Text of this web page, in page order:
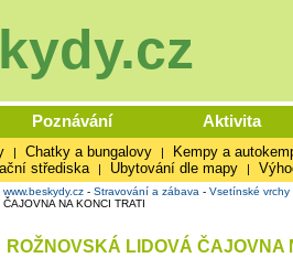
Poznávání Aktivita
| Chatky a bungalovy | Kempy a
střediska | Ubytování dle mapy |
www.beskydy.cz - Stravování a zábava - Vsetínské vrchy
ČAJOVNA NA KONCI TRATI
ROŽNOVSKÁ LIDOVÁ ČAJOVNA